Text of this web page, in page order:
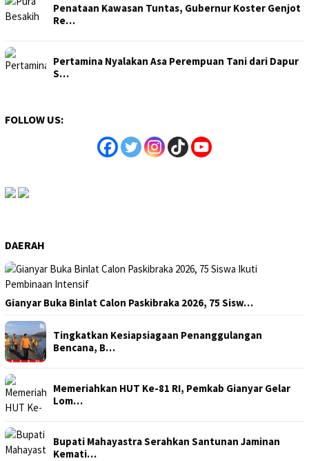
Penataan Kawasan Tuntas, Gubernur Koster Genjot
Re…
Pertamina Nyalakan Asa Perempuan Tani dari Dapur
S…
FOLLOW US:
DAERAH
Gianyar Buka Binlat Calon Paskibraka 2026, 75 Sisw…
Tingkatkan Kesiapsiagaan Penanggulangan
Bencana, B…
Memeriahkan HUT Ke-81 RI, Pemkab Gianyar Gelar
Lom…
Bupati Mahayastra Serahkan Santunan Jaminan
Kemati…